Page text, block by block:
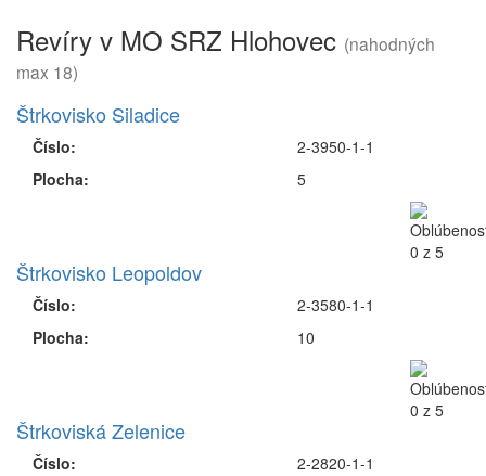
Revíry v MO SRZ Hlohovec (nahodných
max 18)
Štrkovisko Siladice
Číslo:
Plocha:
2-3950-1-1
5
Štrkovisko Leopoldov
Číslo:
Plocha:
2-3580-1-1
10
Štrkoviská Zelenice
Číslo:
2-2820-1-1